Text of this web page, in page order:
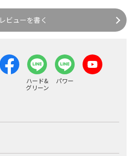
レビューを書く
ハード&
グリーン
パワー